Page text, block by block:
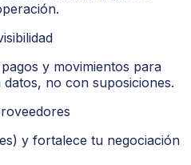
y movimientos para
no con suposiciones.
y fortalece tu negociación